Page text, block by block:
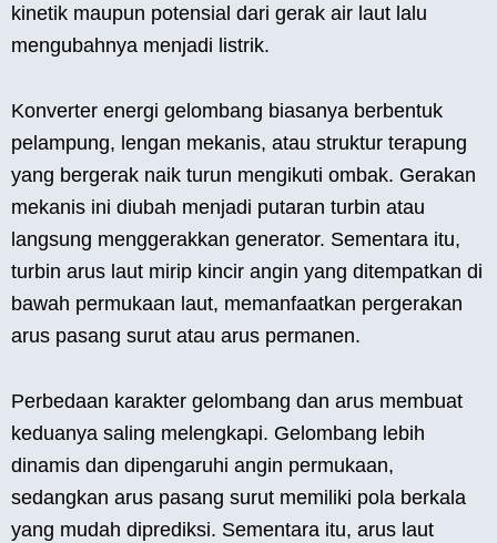
kinetik maupun potensial dari gerak air laut lalu
mengubahnya menjadi listrik.
Konverter energi gelombang biasanya berbentuk
pelampung, lengan mekanis, atau struktur terapung
yang bergerak naik turun mengikuti ombak. Gerakan
mekanis ini diubah menjadi putaran turbin atau
langsung menggerakkan generator. Sementara itu,
turbin arus laut mirip kincir angin yang ditempatkan di
bawah permukaan laut, memanfaatkan pergerakan
arus pasang surut atau arus permanen.
Perbedaan karakter gelombang dan arus membuat
keduanya saling melengkapi. Gelombang lebih
dinamis dan dipengaruhi angin permukaan,
sedangkan arus pasang surut memiliki pola berkala
yang mudah diprediksi. Sementara itu, arus laut